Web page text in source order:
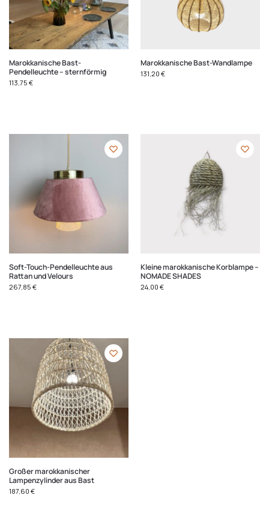
Marokkanische Bast-
Pendelleuchte – sternförmig
113,75 €
Marokkanische Bast-Wandlampe
131,20 €
Soft-Touch-Pendelleuchte aus
Rattan und Velours
267,85 €
Kleine marokkanische Korblampe –
NOMADE SHADES
24,00 €
Großer marokkanischer
Lampenzylinder aus Bast
187,60 €